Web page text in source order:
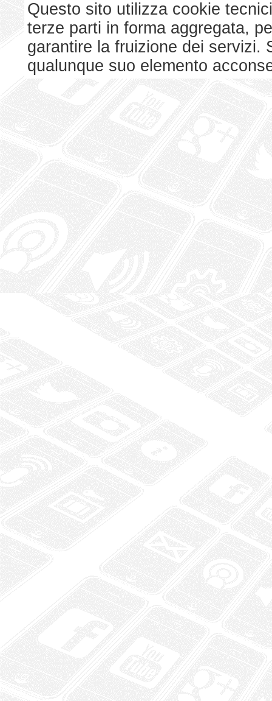
Questo sito utilizza cookie
terze parti in forma aggregata,
garantire la fruizione dei servizi.
qualunque suo elemento